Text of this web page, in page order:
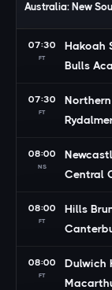
Australia: New
07:30
FT
Hakoah
Bulls
07:30
FT
08:00
NS
Central
08:00
FT
Hills
08:00
FT
Dulwich